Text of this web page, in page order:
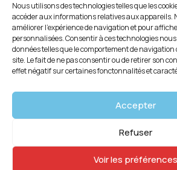
Nous utilisons des technologies telles que les
accéder aux informations relatives aux appareils.
améliorer l’expérience de navigation et pour
personnalisées. Consentir à ces technologies
données telles que le comportement de
site. Le fait de ne pas consentir ou de retirer son
effet négatif sur certaines fonctonnalités et
Accepter
Refuser
Voir les préférences
Politique de confidentialité
Politique de cookies (UE)